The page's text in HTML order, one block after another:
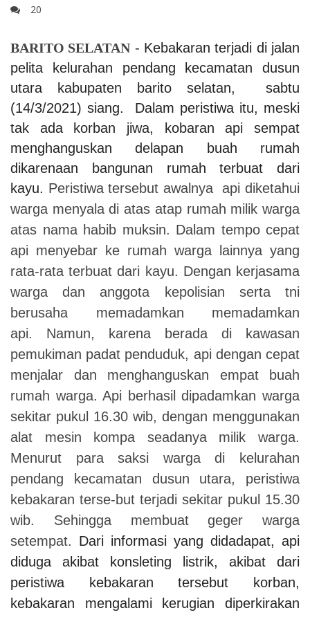
20
BARITO SELATAN - Kebakaran terjadi di jalan
pelita kelurahan pendang kecamatan dusun
utara kabupaten barito selatan, sabtu
(14/3/2021) siang. Dalam peristiwa itu, meski
tak ada korban jiwa, kobaran api sempat
menghanguskan delapan buah rumah
dikarenaan bangunan rumah terbuat dari
kayu. Peristiwa tersebut awalnya api diketahui
warga menyala di atas atap rumah milik warga
atas nama habib muksin. Dalam tempo cepat
api menyebar ke rumah warga lainnya yang
rata-rata terbuat dari kayu. Dengan kerjasama
warga dan anggota kepolisian serta tni
berusaha memadamkan memadamkan
api. Namun, karena berada di kawasan
pemukiman padat penduduk, api dengan cepat
menjalar dan menghanguskan empat buah
rumah warga.Api berhasil dipadamkan warga
sekitar pukul 16.30 wib, dengan menggunakan
alat mesin kompa seadanya milik warga.
Menurut para saksi warga di kelurahan
pendang kecamatan dusun utara, peristiwa
kebakaran terse-but terjadi sekitar pukul 15.30
wib. Sehingga membuat geger warga
setempat. Dari informasi yang didadapat, api
diduga akibat konsleting listrik, akibat dari
peristiwa kebakaran tersebut korban,
kebakaran mengalami kerugian diperkirakan